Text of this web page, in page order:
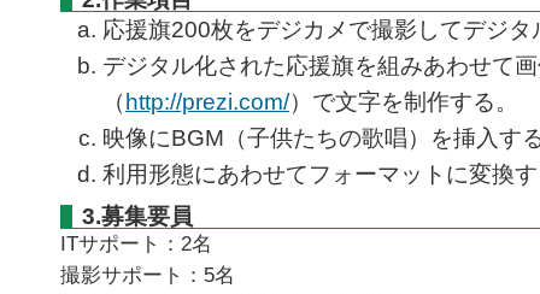
応援旗200枚をデジカメで撮影してデジタ
デジタル化された応援旗を組みあわせて
（ http://prezi.com/）で文字を制作する。
映像にBGM（子供たちの歌唱）を挿入す
利用形態にあわせてフォーマットに変換
3.募集要員
ITサポート：2名
撮影サポート：5名